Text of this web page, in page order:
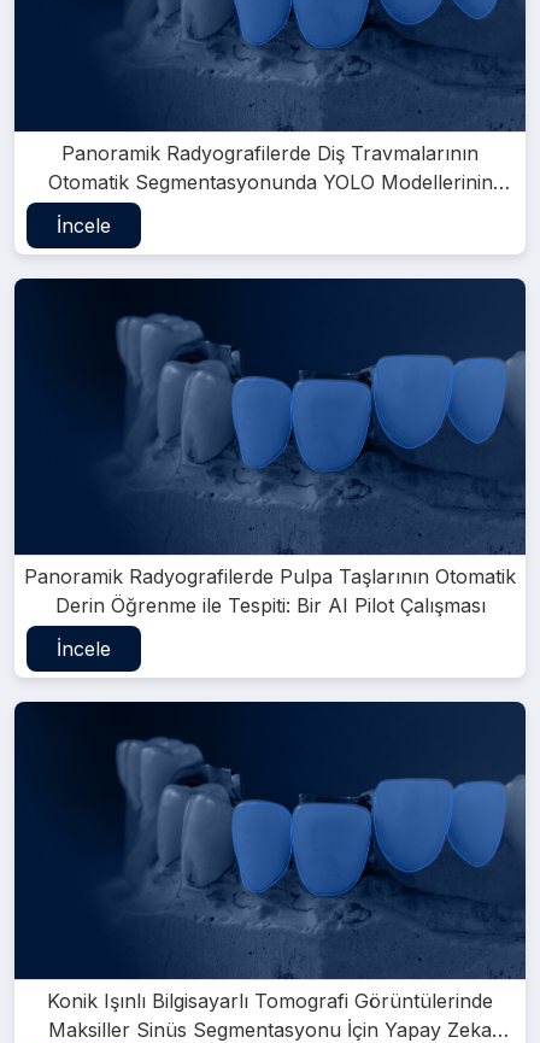
Panoramik Radyografilerde Diş Travmalarının
Otomatik Segmentasyonunda YOLO Modellerinin
İncele
Panoramik Radyografilerde Pulpa Taşlarının Otomatik
Derin Öğrenme ile Tespiti: Bir AI Pilot Çalışması
İncele
Konik Işınlı Bilgisayarlı Tomografi Görüntülerinde
Maksiller Sinüs Segmentasyonu İçin Yapay Zeka